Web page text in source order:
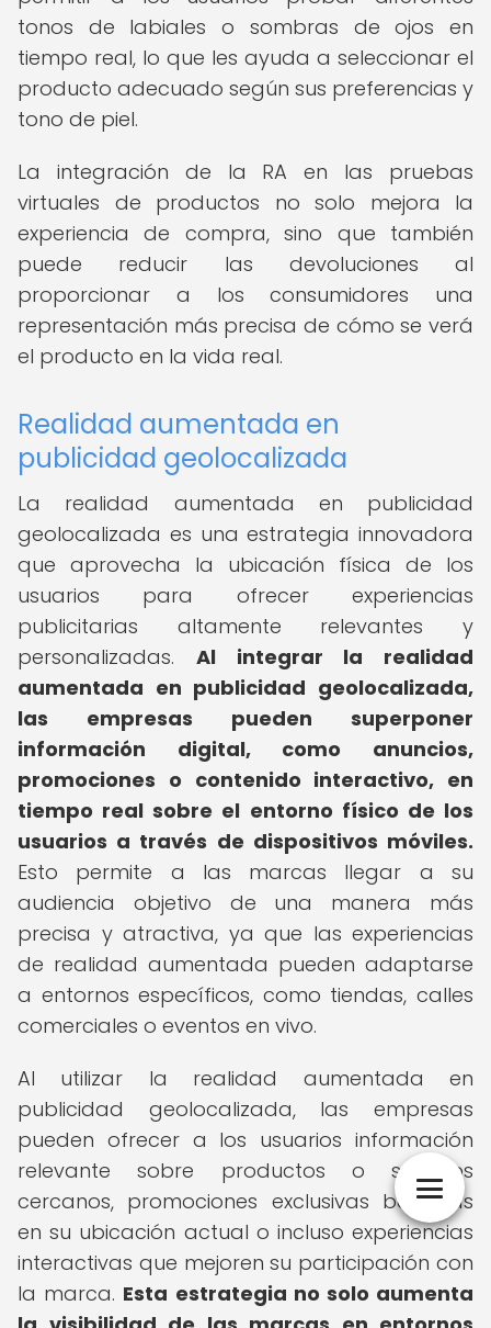
tonos de labiales o sombras de ojos en
tiempo real, lo que les ayuda a seleccionar el
producto adecuado según sus preferencias y
tono de piel.
La integración de la RA en las pruebas
virtuales de productos no solo mejora la
experiencia de compra, sino que también
puede reducir las devoluciones al
proporcionar a los consumidores una
representación más precisa de cómo se verá
el producto en la vida real.
Realidad aumentada en
publicidad geolocalizada
La realidad aumentada en publicidad
geolocalizada es una estrategia innovadora
que aprovecha la ubicación física de los
usuarios para ofrecer experiencias
publicitarias altamente relevantes y
personalizadas. Al integrar la realidad
aumentada en publicidad geolocalizada,
las empresas pueden superponer
información digital, como anuncios,
promociones o contenido interactivo, en
tiempo real sobre el entorno físico de los
usuarios a través de dispositivos móviles.
Esto permite a las marcas llegar a su
audiencia objetivo de una manera más
precisa y atractiva, ya que las experiencias
de realidad aumentada pueden adaptarse
a entornos específicos, como tiendas, calles
comerciales o eventos en vivo.
Al utilizar la realidad aumentada en
publicidad geolocalizada, las empresas
pueden ofrecer a los usuarios información
relevante sobre productos o servicios
cercanos, promociones exclusivas basadas
en su ubicación actual o incluso experiencias
interactivas que mejoren su participación con
la marca. Esta estrategia no solo aumenta